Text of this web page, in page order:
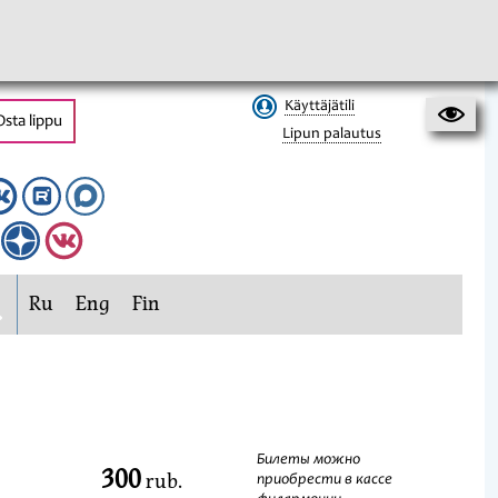
lippu
Käyttäjätili
Lipun palautus
Ru Eng Fin
300rub.
Билеты можно
приобрести в кассе